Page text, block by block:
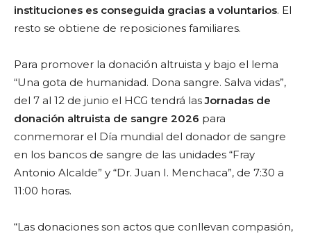
instituciones es conseguida gracias a voluntarios. El
resto se obtiene de reposiciones familiares.
Para promover la donación altruista y bajo el lema
“Una gota de humanidad. Dona sangre. Salva vidas”,
del 7 al 12 de junio el HCG tendrá lasJornadas de
donación altruista de sangre 2026 para
conmemorar el Día mundial del donador de sangre
en los bancos de sangre de las unidades “Fray
Antonio Alcalde” y “Dr. Juan I. Menchaca”, de 7:30 a
11:00 horas.
“Las donaciones son actos que conllevan compasión,